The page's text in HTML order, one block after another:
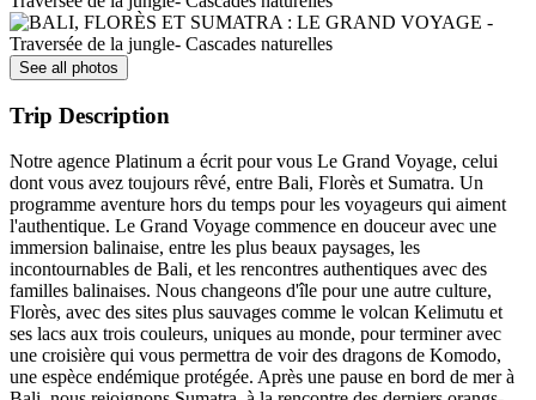
See all photos
Trip Description
Notre agence Platinum a écrit pour vous Le Grand Voyage, celui
dont vous avez toujours rêvé, entre Bali, Florès et Sumatra. Un
programme aventure hors du temps pour les voyageurs qui aiment
l'authentique. Le Grand Voyage commence en douceur avec une
immersion balinaise, entre les plus beaux paysages, les
incontournables de Bali, et les rencontres authentiques avec des
familles balinaises. Nous changeons d'île pour une autre culture,
Florès, avec des sites plus sauvages comme le volcan Kelimutu et
ses lacs aux trois couleurs, uniques au monde, pour terminer avec
une croisière qui vous permettra de voir des dragons de Komodo,
une espèce endémique protégée. Après une pause en bord de mer à